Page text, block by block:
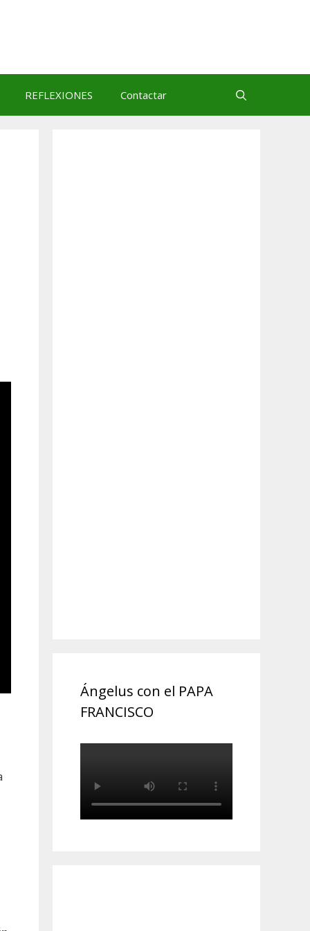
REFLEXIONES Contactar
Ángelus con el PAPA
FRANCISCO